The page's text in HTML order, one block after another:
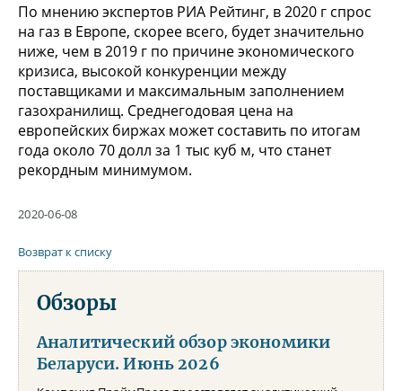
По мнению экспертов РИА Рейтинг, в 2020 г спрос
на газ в Европе, скорее всего, будет значительно
ниже, чем в 2019 г по причине экономического
кризиса, высокой конкуренции между
поставщиками и максимальным заполнением
газохранилищ. Среднегодовая цена на
европейских биржах может составить по итогам
года около 70 долл за 1 тыс куб м, что станет
рекордным минимумом.
2020-06-08
Возврат к списку
Обзоры
Аналитический обзор экономики
Беларуси. Июнь 2026